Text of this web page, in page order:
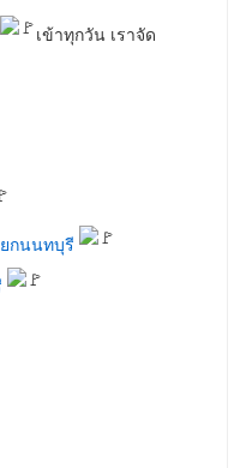
เข้าทุกวัน เราจัด
กนนทบุรี